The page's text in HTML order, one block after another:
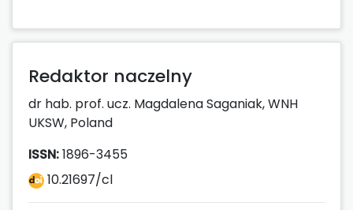
Redaktor naczelny
dr hab. prof. ucz. Magdalena Saganiak, WNH
UKSW, Poland
ISSN:1896-3455
10.21697/cl